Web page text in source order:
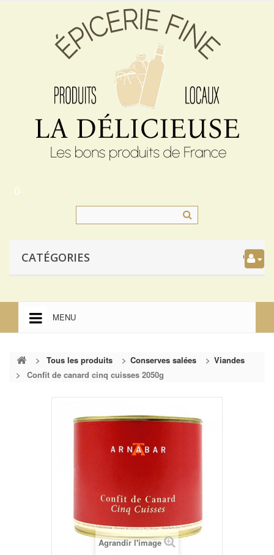
0
CATÉGORIES
MENU
ACCUEIL
> Tous les produits > Conserves salées > Viandes
>
Confit de canard cinq cuisses 2050g
Agrandir l'image